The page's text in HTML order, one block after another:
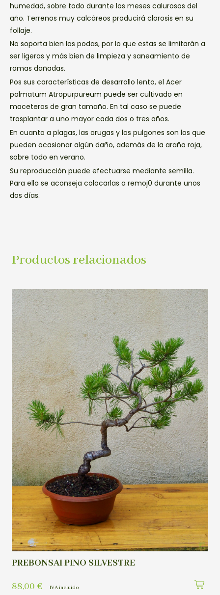
humedad, sobre todo durante los meses calurosos del
año. Terrenos muy calcáreos producirá clorosis en su
follaje.
No soporta bien las podas, por lo que estas se limitarán a
ser ligeras y más bien de limpieza y saneamiento de
ramas dañadas.
Pos sus características de desarrollo lento, el Acer
palmatum Atropurpureum puede ser cultivado en
maceteros de gran tamaño. En tal caso se puede
trasplantar a uno mayor cada dos o tres años.
En cuanto a plagas, las orugas y los pulgones son los que
pueden ocasionar algún daño, además de la araña roja,
sobre todo en verano.
Su reproducción puede efectuarse mediante semilla.
Para ello se aconseja colocarlas a remoj0 durante unos
dos días.
Productos relacionados
PREBONSAI PINO SILVESTRE
88,00 € IVA incluído